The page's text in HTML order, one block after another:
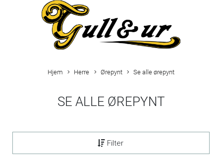
Hjem Herre Ørepynt Se alle ørepynt
SE ALLE ØREPYNT
Filter